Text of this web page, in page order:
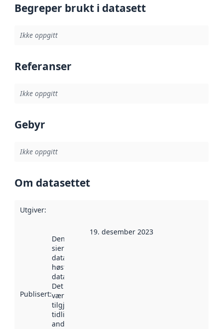
Begreper brukt i datasett
Ikke oppgitt
Referanser
Ikke oppgitt
Gebyr
Ikke oppgitt
Om datasettet
Utgiver:
Publisert:
Denne datoen
sier når
datasettet ble
høstet av
data.norge.no.
Det kan ha
vært
tilgjengelig
tidligere
andre steder.
19. desember 2023